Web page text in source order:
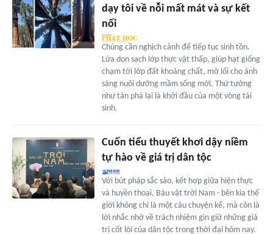
dạy tôi về nỗi mất mát và sự kết
nối
Chúng cần nghịch cảnh để tiếp tục sinh tồn.
Lửa dọn sạch lớp thực vật thấp, giúp hạt giống
chạm tới lớp đất khoáng chất, mở lối cho ánh
sáng nuôi dưỡng mầm sống mới. Thứ tưởng
như tàn phá lại là khởi đầu của một vòng tái
sinh.
Cuốn tiểu thuyết khơi dậy niềm
tự hào về giá trị dân tộc
Với bút pháp sắc sảo, kết hợp giữa hiện thực
và huyền thoại, Báu vật trời Nam - bên kia thế
giới không chỉ là một câu chuyện kể, mà còn là
lời nhắc nhở về trách nhiệm gìn giữ những giá
trị cốt lõi của dân tộc trong thời đại hôm nay.